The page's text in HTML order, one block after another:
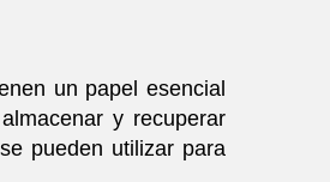
un papel esencial
y recuperar
pueden utilizar para